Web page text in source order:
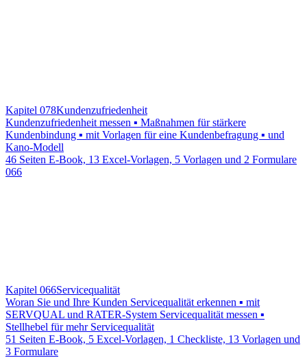
Kapitel 078Kundenzufriedenheit
Kundenzufriedenheit messen ▪ Maßnahmen für stärkere
Kundenbindung ▪ mit Vorlagen für eine Kundenbefragung ▪ und
Kano-Modell
46 Seiten E-Book, 13 Excel-Vorlagen, 5 Vorlagen und 2 Formulare
066
Kapitel 066Servicequalität
Woran Sie und Ihre Kunden Servicequalität erkennen ▪ mit
SERVQUAL und RATER-System Servicequalität messen ▪
Stellhebel für mehr Servicequalität
51 Seiten E-Book, 5 Excel-Vorlagen, 1 Checkliste, 13 Vorlagen und
3 Formulare